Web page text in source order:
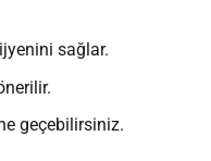
sağlar.
geçebilirsiniz.